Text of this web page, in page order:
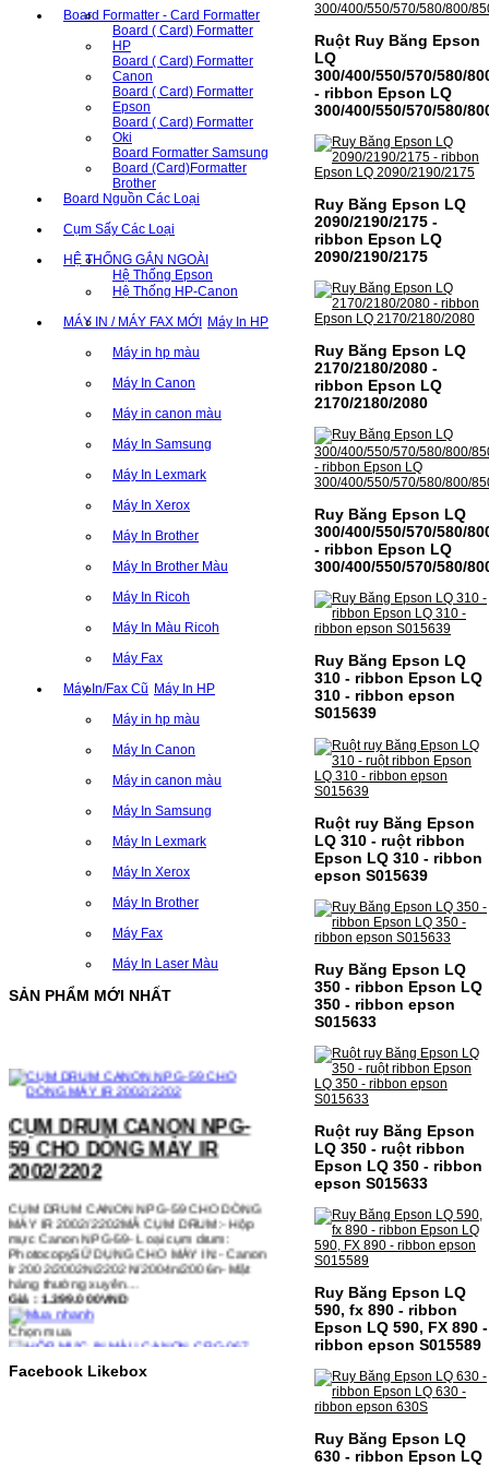
Board Formatter - Card Formatter
Board ( Card) Formatter
HP
Board ( Card) Formatter
Canon
Board ( Card) Formatter
Epson
Board ( Card) Formatter
Oki
Board Formatter Samsung
Board (Card)Formatter
Brother
Board Nguồn Các Loại
Cụm Sấy Các Loại
HỆ THỐNG GẮN NGOÀI
Hệ Thống Epson
Hệ Thống HP-Canon
MÁY IN / MÁY FAX MỚI Máy In HP
Máy in hp màu
Máy In Canon
Máy in canon màu
Máy In Samsung
Máy In Lexmark
Máy In Xerox
Máy In Brother
Máy In Brother Màu
Máy In Ricoh
Máy In Màu Ricoh
Máy Fax
Máy In/Fax Cũ Máy In HP
Máy in hp màu
Máy In Canon
Máy in canon màu
Máy In Samsung
Máy In Lexmark
Máy In Xerox
Máy In Brother
Máy Fax
Máy In Laser Màu
SẢN PHẨM MỚI NHẤT
CỤM DRUM CANON NPG-
2002/2202
CỤM DRUM CANON NPG-59 CHO DÒNG
MÁY IR 2002/2202MÃ CỤM DRUM:- Hộp
mực Canon NPG-59- Loại cụm drum:
PhotocopySỬ DỤNG CHO MÁY IN:- Canon
Ir 2002/2002N/2202N/2004n/2006n- Mặt
hàng thường xuyên…
Giá : 1.399.000VND
Chọn mua
HỘP MỰC IN MÀU CANON
CRG-067 CHO DÒNG MÁY
Facebook Likebox
Ruột Ruy Băng Epson
LQ
300/400/550/570/580/
- ribbon Epson LQ
300/400/550/570/580/
Ruy Băng Epson LQ
2090/2190/2175 -
ribbon Epson LQ
2090/2190/2175
Ruy Băng Epson LQ
2170/2180/2080 -
ribbon Epson LQ
2170/2180/2080
Ruy Băng Epson LQ
300/400/550/570/580/
- ribbon Epson LQ
300/400/550/570/580/
Ruy Băng Epson LQ
310 - ribbon Epson LQ
310 - ribbon epson
S015639
Ruột ruy Băng Epson
LQ 310 - ruột ribbon
Epson LQ 310 - ribbon
epson S015639
Ruy Băng Epson LQ
350 - ribbon Epson LQ
350 - ribbon epson
S015633
Ruột ruy Băng Epson
LQ 350 - ruột ribbon
Epson LQ 350 - ribbon
epson S015633
Ruy Băng Epson LQ
590, fx 890 - ribbon
Epson LQ 590, FX 890 -
ribbon epson S015589
Ruy Băng Epson LQ
630 - ribbon Epson LQ